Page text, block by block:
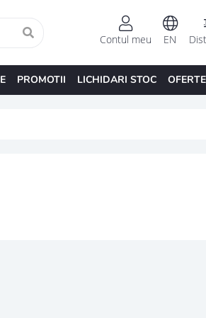
EN
Contul meu
PROMOTII LICHIDARI STOC